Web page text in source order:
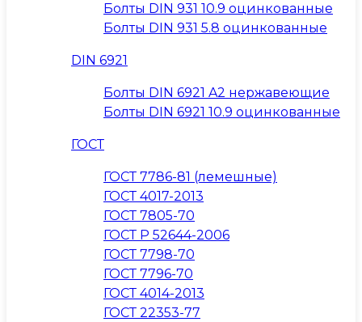
Болты DIN 931 10.9 оцинкованные
Болты DIN 931 5.8 оцинкованные
DIN 6921
Болты DIN 6921 A2 нержавеющие
Болты DIN 6921 10.9 оцинкованные
ГОСТ
ГОСТ 7786-81 (лемешные)
ГОСТ 4017-2013
ГОСТ 7805-70
ГОСТ Р 52644-2006
ГОСТ 7798-70
ГОСТ 7796-70
ГОСТ 4014-2013
ГОСТ 22353-77